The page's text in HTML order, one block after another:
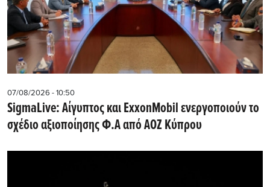
07/08/2026 - 10:50
SigmaLive: Αίγυπτος και ExxonMobil ενεργοποιούν το
σχέδιο αξιοποίησης Φ.Α από ΑΟΖ Κύπρου